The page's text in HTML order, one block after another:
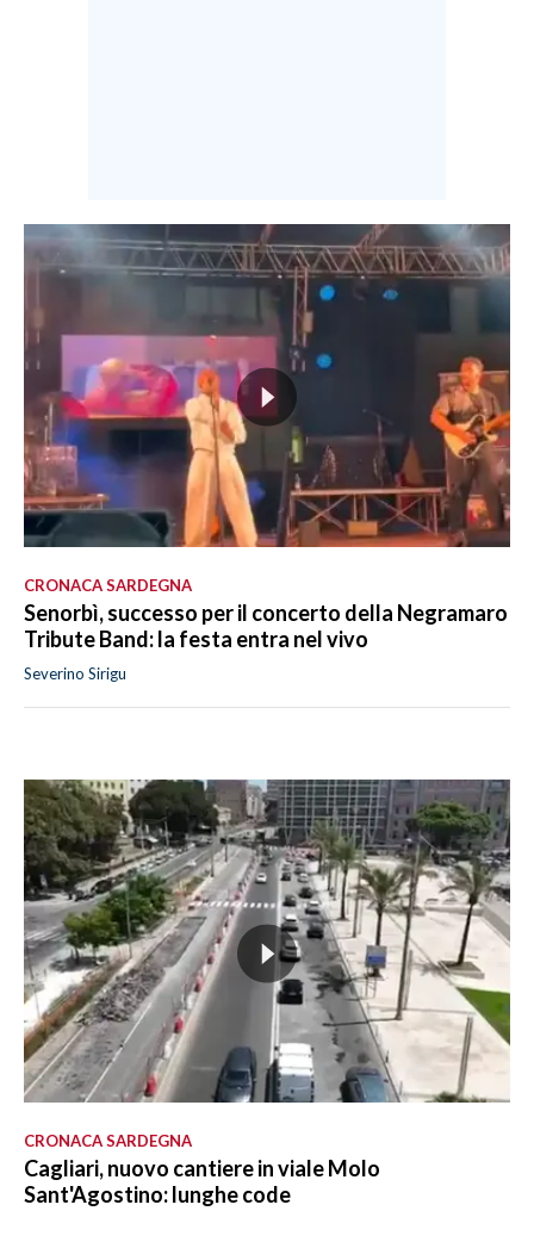
CRONACA SARDEGNA
Senorbì, successo per il concerto della Negramaro
Tribute Band: la festa entra nel vivo
Severino Sirigu
CRONACA SARDEGNA
Cagliari, nuovo cantiere in viale Molo
Sant'Agostino: lunghe code